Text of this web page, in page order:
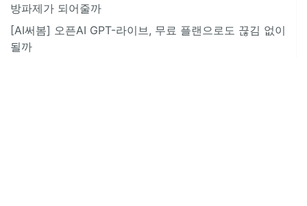
방파제가 되어줄까
[AI써봄] 오픈AI GPT-라이브, 무료 플랜으로도 끊김 없이
될까